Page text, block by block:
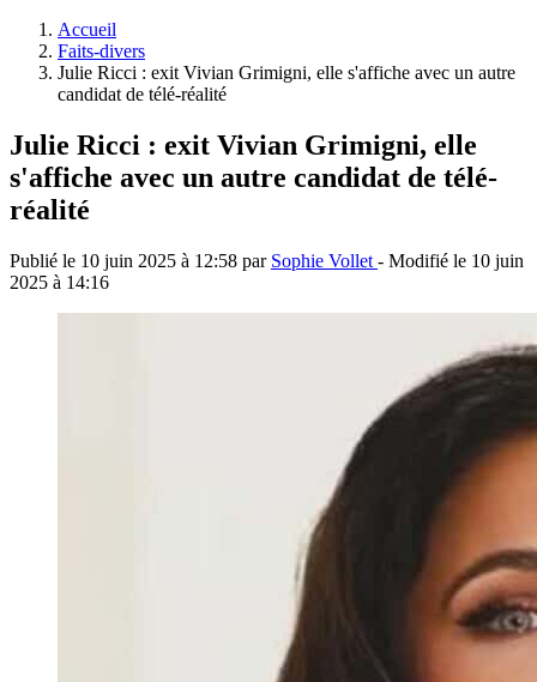
Accueil
Faits-divers
Julie Ricci : exit Vivian Grimigni, elle s'affiche avec un autre
candidat de télé-réalité
Julie Ricci : exit Vivian Grimigni, elle
s'affiche avec un autre candidat de télé-
réalité
Publié le 10 juin 2025 à 12:58 par Sophie Vollet - Modifié le 10 juin
2025 à 14:16